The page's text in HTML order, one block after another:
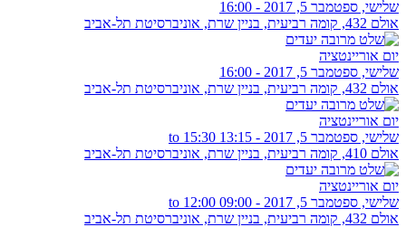
שלישי, ספטמבר 5, 2017 - 16:00
אולם 432, קומה רביעית, בניין שרת, אוניברסיטת תל-אביב
יום אוריינטציה
שלישי, ספטמבר 5, 2017 - 16:00
אולם 432, קומה רביעית, בניין שרת, אוניברסיטת תל-אביב
יום אוריינטציה
שלישי, ספטמבר 5, 2017 -
13:15
15:30
אולם 410, קומה רביעית, בניין שרת, אוניברסיטת תל-אביב
יום אוריינטציה
שלישי, ספטמבר 5, 2017 -
09:00
12:00
אולם 432, קומה רביעית, בניין שרת, אוניברסיטת תל-אביב